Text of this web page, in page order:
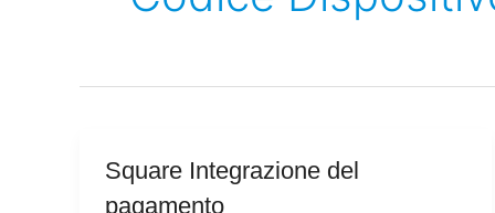
Square Integrazione del
pagamento
Square
Integrazione